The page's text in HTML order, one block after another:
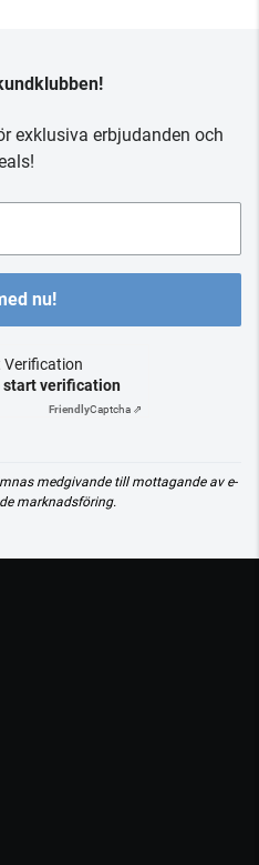
exklusiva erbjudanden och
nu!
Verification
start verification
FriendlyCaptcha ⇗
medgivande till mottagande av e-
marknadsföring.